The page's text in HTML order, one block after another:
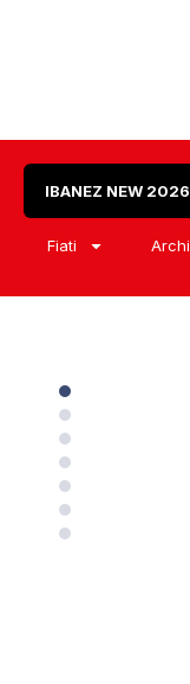
IBANEZ NEW 2026
Fiati Archi